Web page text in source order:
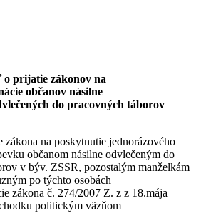
SZ -06/08
o prijatie zákonov na
občanov násilne
do pracovných táborov
zákona na poskytnutie jednorázového
občanom násilne odvlečeným do
v býv. ZSSR, pozostalým manželkám
po týchto osobách
zákona č. 274/2007 Z. z z 18.mája
politickým väzňom